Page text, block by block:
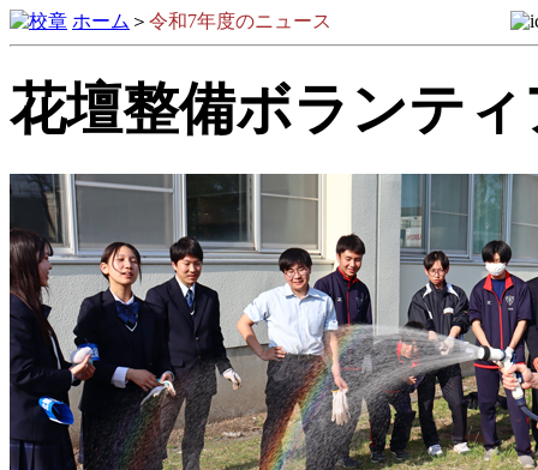
ホーム ＞ 令和7年度のニュース
花壇整備ボランティ